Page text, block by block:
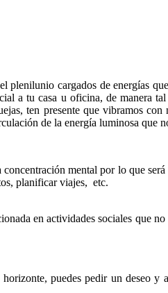
cargados de energías
a tu casa u oficina, de manera
ten presente que vibramos
de la energía luminosa que
mental por lo que
planificar viajes, etc.
en actividades sociales que
puedes pedir un deseo